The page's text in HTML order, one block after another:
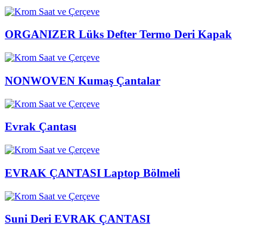
ORGANIZER Lüks Defter Termo Deri Kapak
NONWOVEN Kumaş Çantalar
Evrak Çantası
EVRAK ÇANTASI Laptop Bölmeli
Suni Deri EVRAK ÇANTASI